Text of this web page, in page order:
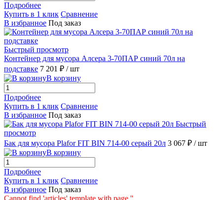
Подробнее
Купить в 1 клик Сравнение
В избранное Под заказ
Быстрый просмотр
Контейнер для мусора Алсера 3-70ПАР синий 70л на
подставке 7 201 ₽ / шт
В корзину
Подробнее
Купить в 1 клик Сравнение
В избранное Под заказ
Быстрый
просмотр
Бак для мусора Plafor FIT BIN 714-00 серый 20л 3 067 ₽ / шт
В корзину
Подробнее
Купить в 1 клик Сравнение
В избранное Под заказ
Cannot find 'articles' template with page ''